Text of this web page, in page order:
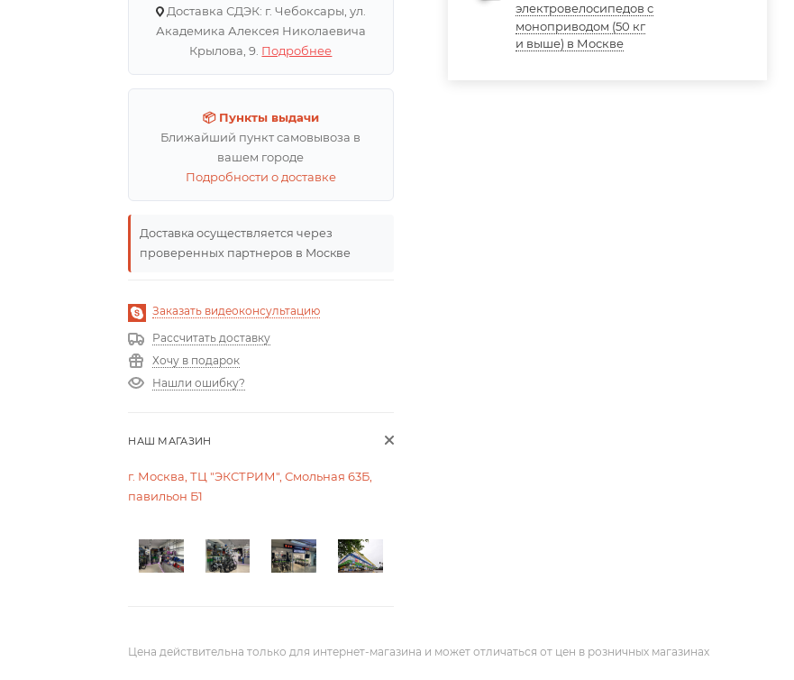
Доставка СДЭК: г. Чебоксары, ул.
Академика Алексея Николаевича
Крылова, 9. Подробнее
📦 Пункты выдачи
Ближайший пункт самовывоза в
вашем городе
Подробности о доставке
Доставка осуществляется через
проверенных партнеров в Москве
Заказать видеоконсультацию
Рассчитать доставку
Хочу в подарок
Нашли ошибку?
НАШ МАГАЗИН
г. Москва, ТЦ "ЭКСТРИМ", Смольная 63Б,
павильон Б1
электровелосипедов с
моноприводом (50 кг
и выше) в Москве
Цена действительна только для интернет-магазина и может отличаться от цен в розничных магазинах